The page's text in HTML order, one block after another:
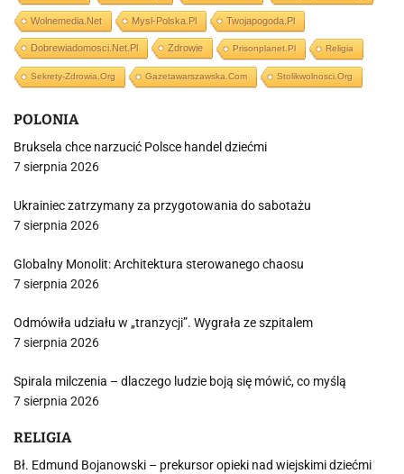
Wolnemedia.net Mysl-Polska.pl Twojapogoda.pl
Dobrewiadomosci.net.pl Zdrowie Prisonplanet.pl Religia
Sekrety-Zdrowia.org Gazetawarszawska.com Stolikwolnosci.org
POLONIA
Bruksela chce narzucić Polsce handel dziećmi
7 sierpnia 2026
Ukrainiec zatrzymany za przygotowania do sabotażu
7 sierpnia 2026
Globalny Monolit: Architektura sterowanego chaosu
7 sierpnia 2026
Odmówiła udziału w „tranzycji”. Wygrała ze szpitalem
7 sierpnia 2026
Spirala milczenia – dlaczego ludzie boją się mówić, co myślą
7 sierpnia 2026
RELIGIA
Bł. Edmund Bojanowski – prekursor opieki nad wiejskimi dziećmi